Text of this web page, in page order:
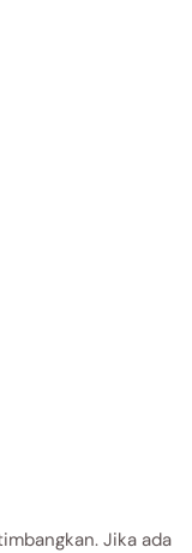
Jika ada